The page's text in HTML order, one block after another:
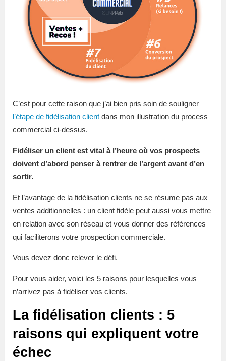
C’est pour cette raison que j’ai bien pris soin de souligner
l’étape de fidélisation client dans mon illustration du process
commercial ci-dessus.
Fidéliser un client est vital à l’heure où vos prospects
doivent d’abord penser à rentrer de l’argent avant d’en
sortir.
Et l’avantage de la fidélisation clients ne se résume pas aux
ventes additionnelles : un client fidèle peut aussi vous mettre
en relation avec son réseau et vous donner des références
qui faciliterons votre prospection commerciale.
Vous devez donc relever le défi.
Pour vous aider, voici les 5 raisons pour lesquelles vous
n’arrivez pas à fidéliser vos clients.
La fidélisation clients : 5
raisons qui expliquent votre
échec